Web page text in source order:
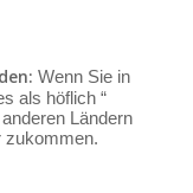
Wenn Sie in
als höflich “
Ländern
zukommen.